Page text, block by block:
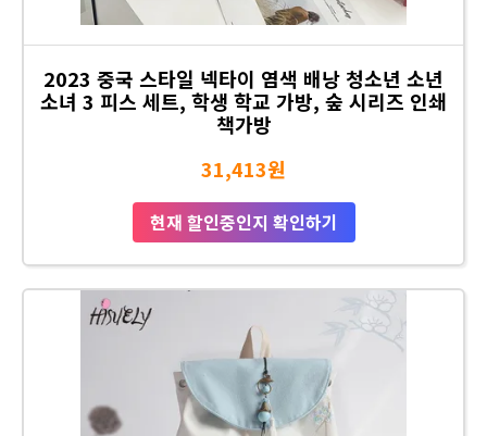
2023 중국 스타일 넥타이 염색 배낭 청소년 소년
소녀 3 피스 세트, 학생 학교 가방, 숲 시리즈 인쇄
책가방
31,413원
현재 할인중인지 확인하기